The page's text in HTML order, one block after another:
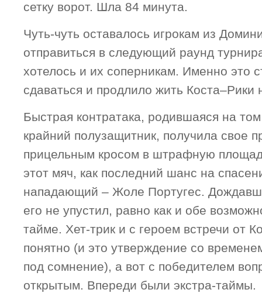
сетку ворот. Шла 84 минута.
Чуть-чуть оставалось игрокам из
отправиться в следующий раунд
хотелось и их соперникам. Именно это
сдаваться и продлило жить Коста–Рики
Быстрая контратака, родившаяся на
крайний полузащитник, получила свое
прицельным кросом в штрафную
этот мяч, как последний шанс на
нападающий – Жоле Португес.
его не упустил, равно как и обе
тайме. Хет-трик и с героем встречи от
понятно (и это утверждение со
под сомнение), а вот с победителем
открытым. Впереди были экстра-таймы.